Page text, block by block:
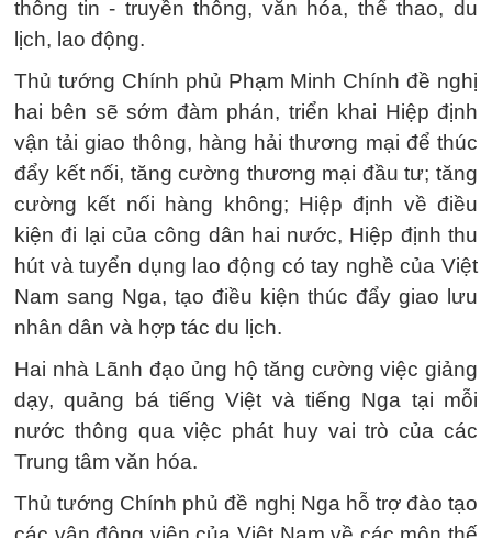
thông tin - truyền thông, văn hóa, thể thao, du
lịch, lao động.
Thủ tướng Chính phủ Phạm Minh Chính đề nghị
hai bên sẽ sớm đàm phán, triển khai Hiệp định
vận tải giao thông, hàng hải thương mại để thúc
đẩy kết nối, tăng cường thương mại đầu tư; tăng
cường kết nối hàng không; Hiệp định về điều
kiện đi lại của công dân hai nước, Hiệp định thu
hút và tuyển dụng lao động có tay nghề của Việt
Nam sang Nga, tạo điều kiện thúc đẩy giao lưu
nhân dân và hợp tác du lịch.
Hai nhà Lãnh đạo ủng hộ tăng cường việc giảng
dạy, quảng bá tiếng Việt và tiếng Nga tại mỗi
nước thông qua việc phát huy vai trò của các
Trung tâm văn hóa.
Thủ tướng Chính phủ đề nghị Nga hỗ trợ đào tạo